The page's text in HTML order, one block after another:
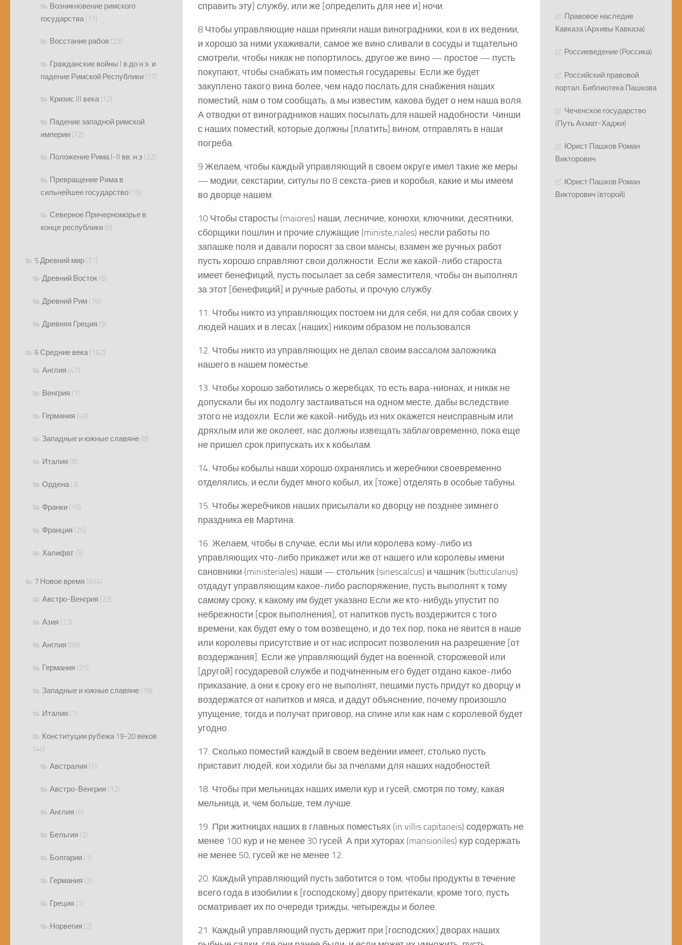
справить эту] службу, или же [определить для нее и] ночи.
8 Чтобы управляющие наши приняли наши виноградники, кои в их ведении,
и хорошо за ними ухаживали; самое же вино сливали в сосуды и тщательно
смотрели, чтобы никак не попортилось; другое же вино — простое — пусть
покупают, чтобы снабжать им поместья государевы. Если же будет
закуплено такого вина более, чем надо послать для снабжения наших
поместий, нам о том сообщать, а мы известим, какова будет о нем наша воля.
А отводки от виноградников наших посылать для нашей надобности. Чинши
с наших поместий, которые должны [платить] вином, отправлять в наши
погреба.
9 Желаем, чтобы каждый управляющий в своем округе имел такие же меры
— модии, секстарии, ситулы по 8 секста-риев и коробья, какие и мы имеем
во дворце нашем.
10 Чтобы старосты (maiores) наши, лесничие, конюхи, ключники, десятники,
сборщики пошлин и прочие служащие (ministe,riales) несли работы по
запашке поля и давали поросят за свои мансы; взамен же ручных работ
пусть хорошо справляют свои должности. Если же какой-либо староста
имеет бенефиций, пусть посылает за себя заместителя, чтобы он выполнял
за этот [бенефиций] и ручные работы, и прочую службу.
11. Чтобы никто из управляющих постоем ни для себя, ни для собак своих у
людей наших и в лесах [наших] никоим образом не пользовался.
12. Чтобы никто из управляющих не делал своим вассалом заложника
нашего в нашем поместье.
13. Чтобы хорошо заботились о жеребцах, то есть вара-нионах, и никак не
допускали бы их подолгу застаиваться на одном месте, дабы вследствие
этого не издохли. Если же какой-нибудь из них окажется неисправным или
дряхлым или же околеет, нас должны извещать заблаговременно, пока еще
не пришел срок припускать их к кобылам.
14. Чтобы кобылы наши хорошо охранялись и жеребчики своевременно
отделялись; и если будет много кобыл, их [тоже] отделять в особые табуны.
15. Чтобы жеребчиков наших присылали ко дворцу не позднее зимнего
праздника ев Мартина.
16. Желаем, чтобы в случае, если мы или королева кому-либо из
управляющих что-либо прикажет или же от нашего или королевы имени
сановники (ministeriales) наши — стольник (sinescalcus) и чашник (butticularius)
отдадут управляющим какое-либо распоряжение, пусть выполнят к тому
самому сроку, к какому им будет указано Если же кто-нибудь упустит по
небрежности [срок выполнения], от напитков пусть воздержится с того
времени, как будет ему о том возвещено, и до тех пор, пока не явится в наше
или королевы присутствие и от нас испросит позволения на разрешение [от
воздержания]. Если же управляющий будет на военной, сторожевой или
[другой] государевой службе и подчиненным его будет отдано какое-либо
приказание, а они к сроку его не выполнят, пешими пусть придут ко дворцу и
воздержатся от напитков и мяса, и дадут объяснение, почему произошло
упущение; тогда и получат приговор, на спине или как нам с королевой будет
угодно.
17. Сколько поместий каждый в своем ведении имеет, столько пусть
приставит людей, кои ходили бы за пчелами для наших надобностей.
18. Чтобы при мельницах наших имели кур и гусей, смотря по тому, какая
мельница, и, чем больше, тем лучше.
19. При житницах наших в главных поместьях (in villis capitaneis) содержать не
менее 100 кур и не менее 30 гусей. А при хуторах (mansioniles) кур содержать
не менее 50, гусей же не менее 12.
20. Каждый управляющий пусть заботится о том, чтобы продукты в течение
всего года в изобилии к [господскому] двору притекали; кроме того, пусть
осматривает их по очереди трижды, четырежды и более.
21. Каждый управляющий пусть держит при [господских] дворах наших
Возникновение римского
государства(11)
Восстание рабов (23)
Гражданские войны I в до н э. и
падение Римской Республики (17)
Кризис III века(12)
Падение западной римской
империи (12)
Положение Рима I-II вв. н.э (22)
Превращение Рима в
сильнейшее государство (15)
Северное Причерноморье в
конце республики (8)
5 Древний мир (31)
Древний Восток (6)
Древний Рим (16)
Древняя Греция (9)
6 Средние века(162)
Англия (47)
Венгрия (1)
Германия (49)
Западные и южные славяне (8)
Италия (8)
Ордена(3)
Франки (15)
Франция (26)
Халифат (5)
7 Новое время (654)
Австро-Венгрия (23)
Азия (13)
Англия (89)
Германия (25)
Западные и южные славяне (18)
Италия (1)
Конституции рубежа 19-20 веков
(44)
Австралия (1)
Австро-Венгрия (12)
Англия (6)
Бельгия (2)
Болгария (1)
Германия (2)
Греция (1)
Норвегия (2)
Правовое наследие
Кавказа (Архивы Кавказа)
Россиеведение (Россика)
Российский правовой
портал: Библиотека Пашкова
Чеченское государство
(Путь Ахмат-Хаджи)
Юрист Пашков Роман
Викторович
Юрист Пашков Роман
Викторович (второй)